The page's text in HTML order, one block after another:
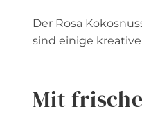
Der Rosa
sind einige
Mit